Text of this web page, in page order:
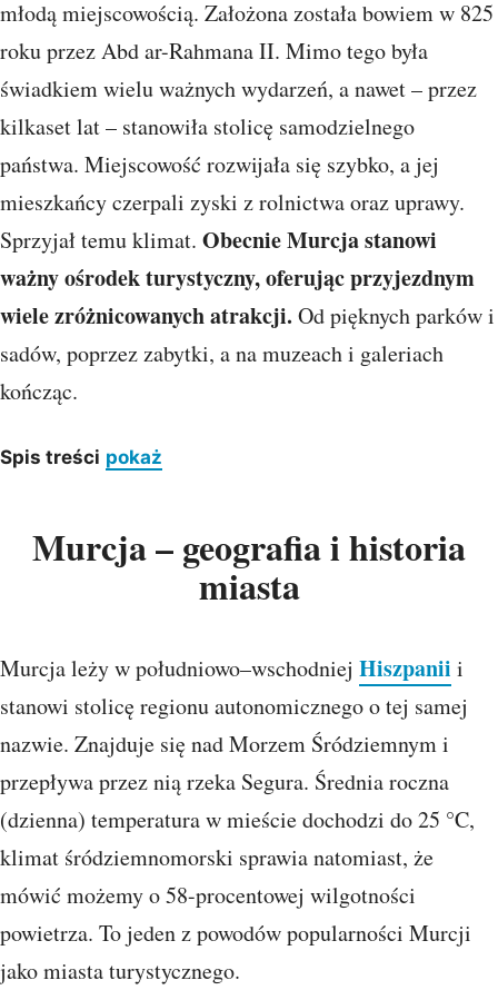
młodą miejscowością. Założona została bowiem w 825
roku przez Abd ar-Rahmana II. Mimo tego była
świadkiem wielu ważnych wydarzeń, a nawet – przez
kilkaset lat – stanowiła stolicę samodzielnego
państwa. Miejscowość rozwijała się szybko, a jej
mieszkańcy czerpali zyski z rolnictwa oraz uprawy.
Sprzyjał temu klimat. Obecnie Murcja stanowi
ważny ośrodek turystyczny, oferując przyjezdnym
wiele zróżnicowanych atrakcji. Od pięknych parków i
sadów, poprzez zabytki, a na muzeach i galeriach
kończąc.
Spis treści pokaż
Murcja – geografia i historia
miasta
Murcja leży w południowo–wschodniej Hiszpanii i
stanowi stolicę regionu autonomicznego o tej samej
nazwie. Znajduje się nad Morzem Śródziemnym i
przepływa przez nią rzeka Segura. Średnia roczna
(dzienna) temperatura w mieście dochodzi do 25 °C,
klimat śródziemnomorski sprawia natomiast, że
mówić możemy o 58-procentowej wilgotności
powietrza. To jeden z powodów popularności Murcji
jako miasta turystycznego.